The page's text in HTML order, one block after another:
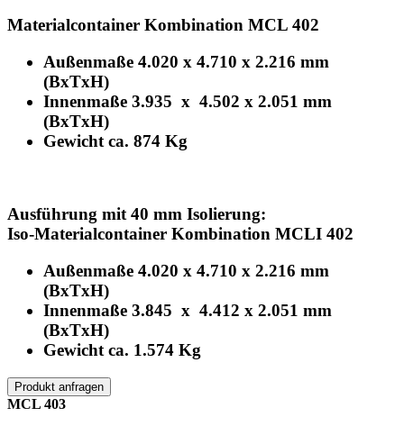
Materialcontainer Kombination MCL 402
Außenmaße 4.020 x 4.710 x 2.216 mm
(BxTxH)
Innenmaße 3.935 x 4.502 x 2.051 mm
(BxTxH)
Gewicht ca. 874 Kg
Ausführung mit 40 mm Isolierung:
Iso-Materialcontainer Kombination MCLI 402
Außenmaße 4.020 x 4.710 x 2.216 mm
(BxTxH)
Innenmaße 3.845 x 4.412 x 2.051 mm
(BxTxH)
Gewicht ca. 1.574 Kg
Produkt anfragen
MCL 403